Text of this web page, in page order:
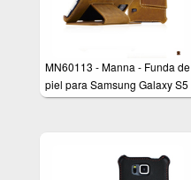
MN60113 - Manna - Funda de
piel para Samsung Galaxy S5
- Función soporte - PIEL